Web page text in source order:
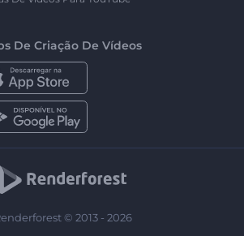
De Criação De Vídeos
© 2013 - 2026